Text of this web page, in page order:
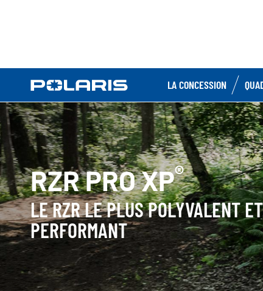
LA CONCESSION
RZR PRO XP®
LE RZR LE PLUS POLYVALENT
PERFORMANT